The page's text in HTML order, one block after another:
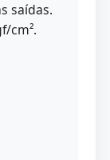
saídas.
cm².